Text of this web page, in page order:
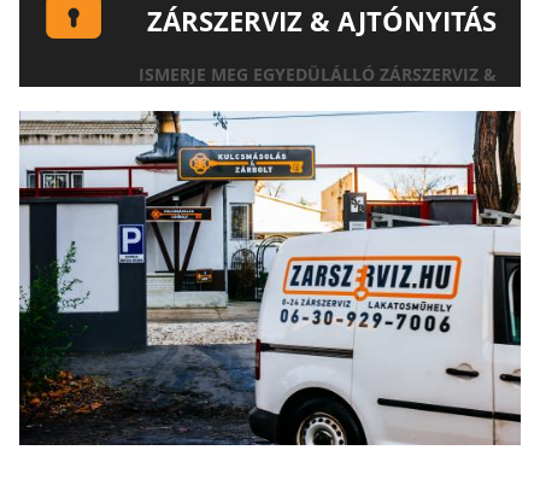
ZÁRSZERVIZ & AJTÓNYITÁS
ISMERJE MEG EGYEDÜLÁLLÓ ZÁRSZERVIZ &